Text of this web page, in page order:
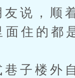
顺着这
面住的都
外自然